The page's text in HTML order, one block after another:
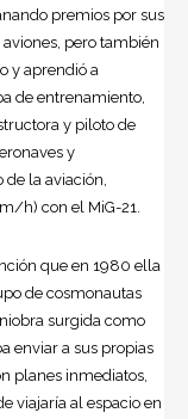
premios por sus
pero también
y aprendió a
de entrenamiento,
y piloto de
y
la aviación,
h) con el MiG-21.
que en 1980 ella
de cosmonautas
surgida como
enviar a sus propias
planes inmediatos,
viajaría al espacio en